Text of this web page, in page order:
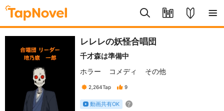
レレレの妖怪合唱団
千才森は準備中
ホラー
コメディ その他
2,264Tap 9
動画共有OK